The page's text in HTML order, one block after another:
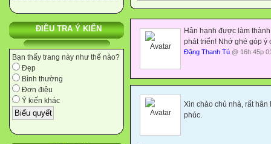
ĐIỀU TRA Ý KIẾN
Bạn thấy trang này như thế nào?
Đẹp
Bình thường
Đơn điệu
Ý kiến khác
-Biết đọc thư của Bác với
tưởng
2. Hiểu các từ ngữ trong bài
, kiến thiết , các cường quốc
sinh Việt Nam , những người
ông để xây dựng thành công
-Học thuộc lòng một đoạn thơ .
3. GDHS : Biết vâng lời Bác
cường quốc năm châu .
Hân hạnh được làm
phát triển! Nhớ ghé góp ý
Đặng Thanh Tú @ 16h:45p
Xin chào chủ nhà, rất
phúc.